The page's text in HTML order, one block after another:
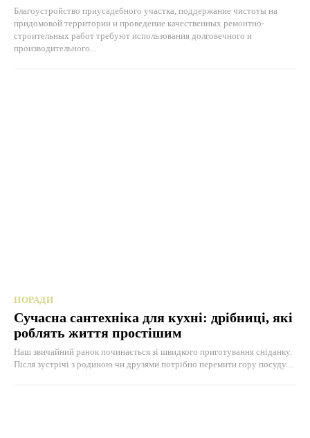
Благоустройство приусадебного участка, поддержание чистоты на
придомовой территории и проведение качественных ремонтно-
строительных работ требуют использования долговечного и
производительного...
ПОРАДИ
Сучасна сантехніка для кухні: дрібниці, які
роблять життя простішим
Наш звичайний ранок починається зі швидкого приготування сніданку.
Після зустрічі з родиною чи друзями потрібно перемити гору посуду....